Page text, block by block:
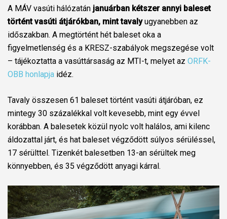
A MÁV vasúti hálózatán januárban kétszer annyi baleset
történt vasúti átjárókban, mint tavalyugyanebben az
időszakban. A megtörtént hét baleset oka a
figyelmetlenség és a KRESZ-szabályok megszegése volt
– tájékoztatta a vasúttársaság az MTI-t, melyet az ORFK-
OBB honlapja idéz.
Tavaly összesen 61 baleset történt vasúti átjáróban, ez
mintegy 30 százalékkal volt kevesebb, mint egy évvel
korábban. A balesetek közül nyolc volt halálos, ami kilenc
áldozattal járt, és hat baleset végződött súlyos sérüléssel,
17 sérülttel. Tizenkét balesetben 13-an sérültek meg
könnyebben, és 35 végződött anyagi kárral.